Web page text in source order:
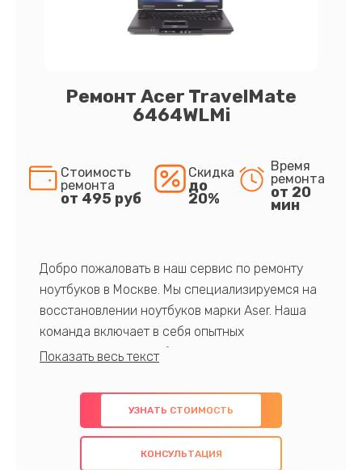
Ремонт Acer TravelMate
6464WLMi
Стоимость
ремонта
от 495 руб
Скидка
до
20%
Время
ремонта
от 20
мин
Добро пожаловать в наш сервис по ремонту
ноутбуков в Москве. Мы специализируемся на
восстановлении ноутбуков марки Aser. Наша
команда включает в себя опытных
профессионалов с обширными знаниями и
предлагаем быстрый и качественный ремонт с
использованием оригинальных компонентов, а
также гарантируем качество всех
проведенных работ. Наша цель - предоставить
УЗНАТЬ СТОИМОСТЬ
КОНСУЛЬТАЦИЯ